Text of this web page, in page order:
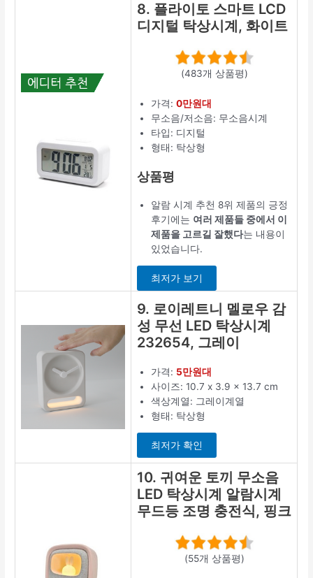
8. 플라이토 스마트 LCD
디지털 탁상시계, 화이트
(483개 상품평)
가격:0만원대
무소음/저소음: 무소음시계
타입: 디지털
형태: 탁상형
상품평
알람 시계 추천 8위 제품의 긍정
후기에는 여러 제품들 중에서 이
제품을 고르길 잘했다는 내용이
있었습니다.
최저가 보기
9. 로이레트니 멜로우 감
성 무선 LED 탁상시계
232654, 그레이
가격: 5만원대
사이즈: 10.7 x 3.9 x 13.7 cm
색상계열: 그레이계열
형태: 탁상형
최저가 확인
10. 귀여운 토끼 무소음
LED 탁상시계 알람시계
무드등 조명 충전식, 핑크
(55개 상품평)